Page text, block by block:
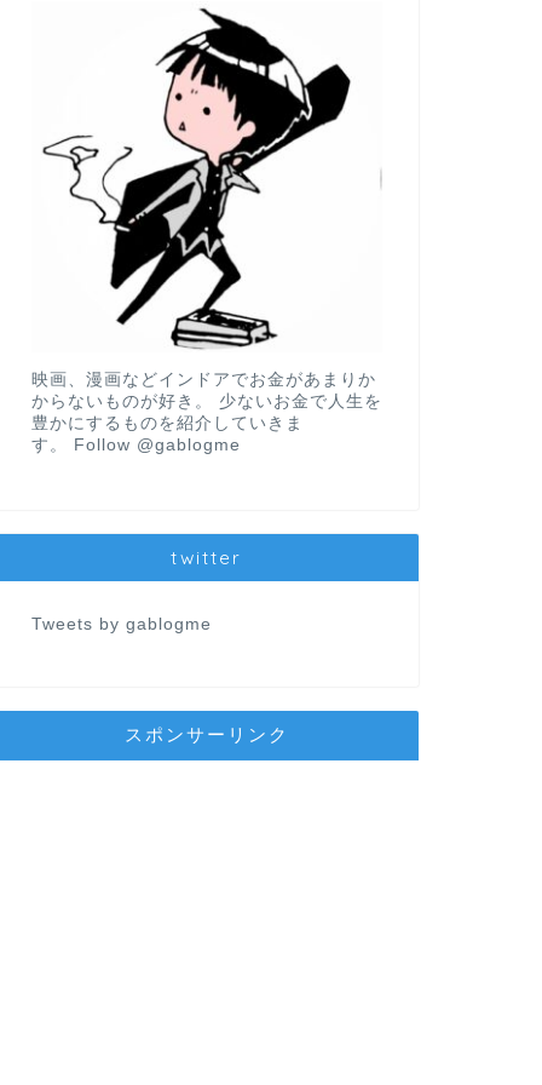
映画、漫画などインドアでお金があまりか
からないものが好き。 少ないお金で人生を
豊かにするものを紹介していきま
す。
Follow @gablogme
twitter
Tweets by gablogme
スポンサーリンク